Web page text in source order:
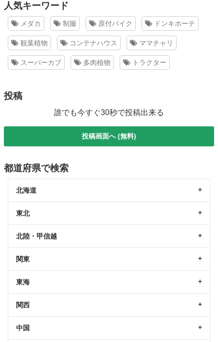
人気キーワード
メダカ 制服 原付バイク ドンキホーテ
観葉植物 コンテナハウス ママチャリ
スーパーカブ 多肉植物 トラクター
投稿
誰でも今すぐ30秒で投稿出来る
投稿画面へ (無料)
都道府県で検索
北海道
東北
北陸・甲信越
関東
東海
関西
中国